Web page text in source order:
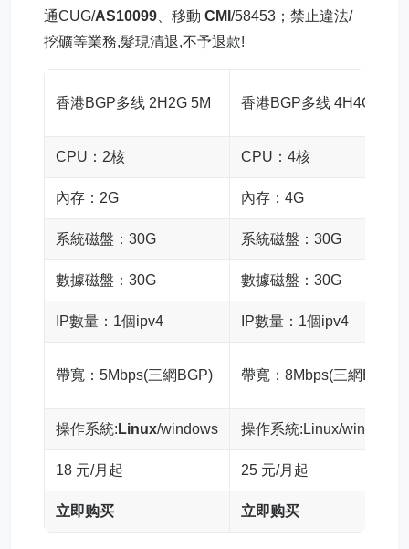
通CUG/AS10099 、移動 CMI /58453；禁止違法/
挖礦等業務,髮現清退,不予退款!
香港BGP多线 2H2G 5M 香港BGP多线 4H4G 8M
CPU：2核 CPU：4核
內存：2G 內存：4G
系統磁盤：30G 系統磁盤：30G
數據磁盤：30G 數據磁盤：30G
IP數量：1個ipv4 IP數量：1個ipv4
帶寬：5Mbps(三網BGP) 帶寬：8Mbps(三網BGP)
操作系統: Linux/windows 操作系統:Linux/windows
18 元/月起 25 元/月起
立即购买 立即购买